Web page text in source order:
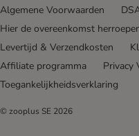
Algemene Voorwaarden
Hier de overeenkomst
Levertijd & Verzendkosten
Affiliate programma
Privacy
Toegankelijkheidsverklaring
© zooplus SE 2026